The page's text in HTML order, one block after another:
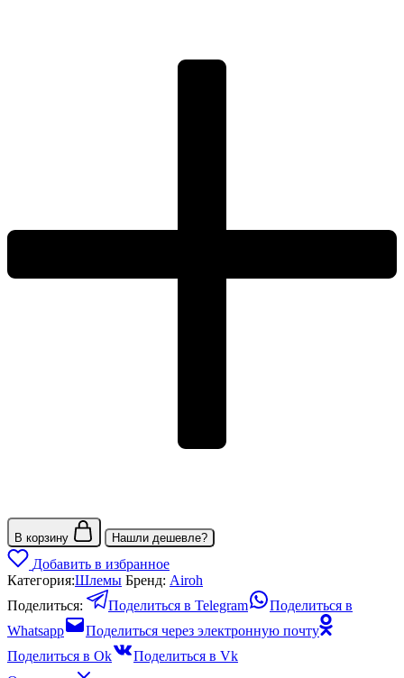
В корзину Нашли дешевле?
Добавить в избранное
Категория:Шлемы Бренд: Airoh
Поделиться:
Поделиться в Telegram
Поделиться в
Whatsapp
Поделиться через электронную почту
Поделиться в Ok
Поделиться в Vk